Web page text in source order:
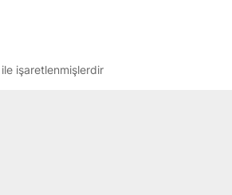
ile işaretlenmişlerdir